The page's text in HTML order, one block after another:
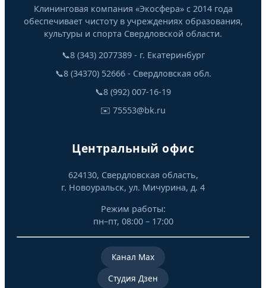
Клининговая компания «Экосфера» с 2014 года
обеспечивает чистоту в учреждениях образования,
культуры и спорта Свердловской области.
📞8 (343) 2077389 - г. Екатеринбург
📞8 (34370) 52666 - Свердловская обл.
📞8 (992) 007-16-19
✉️ 75553@bk.ru
Центральный офис
624130, Свердловская область,
г. Новоуральск, ул. Мичурина, д. 4
Режим работы:
пн–пт, 08:00 – 17:00
Канал Mах
Студия Дзен